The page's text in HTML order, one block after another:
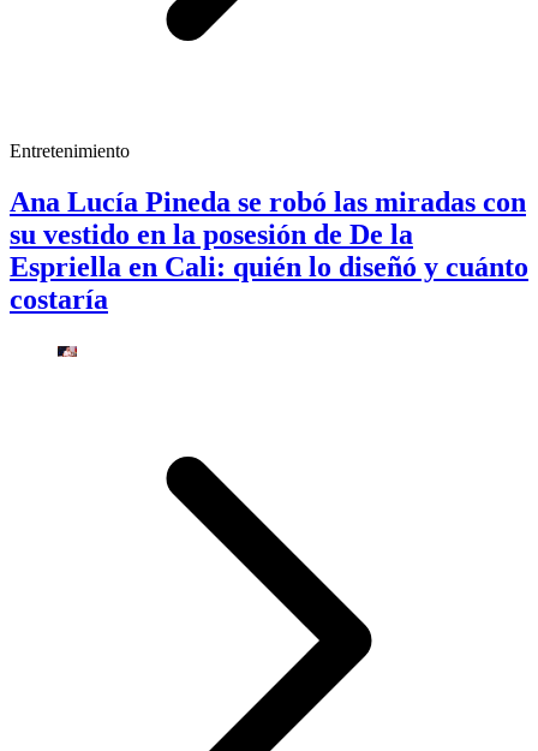
Entretenimiento
Ana Lucía Pineda se robó las miradas con
su vestido en la posesión de De la
Espriella en Cali: quién lo diseñó y cuánto
costaría